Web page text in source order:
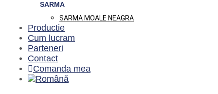
SARMA
SARMA MOALE NEAGRA
Productie
Cum lucram
Parteneri
Contact
Comanda mea